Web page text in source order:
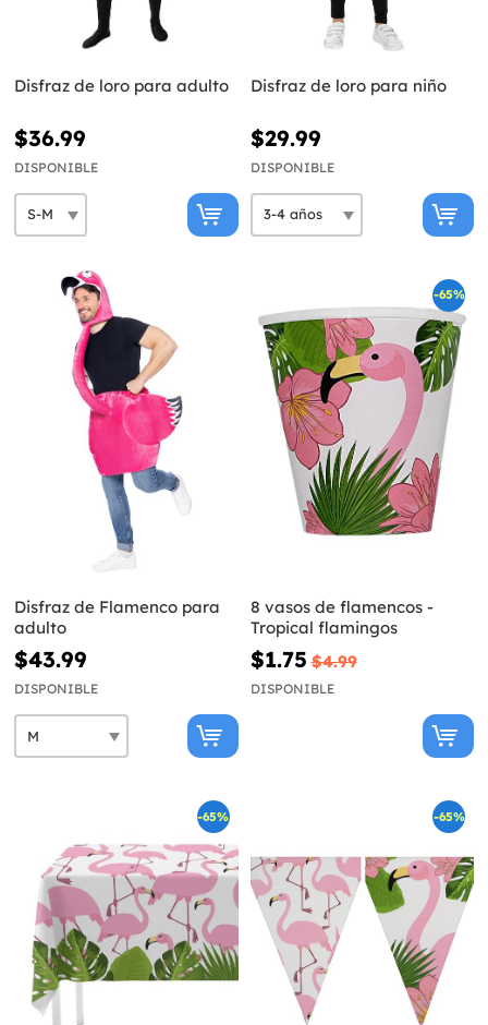
Disfraz de loro para adulto
$36.99
DISPONIBLE
Disfraz de loro para niño
$29.99
DISPONIBLE
Disfraz de Flamenco para
adulto
$43.99
DISPONIBLE
-65%
8 vasos de flamencos -
Tropical flamingos
$1.75 $4.99
DISPONIBLE
-65% -65%